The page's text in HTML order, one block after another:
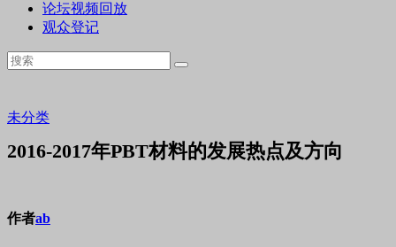
论坛视频回放
观众登记
未分类
2016-2017年PBT材料的发展热点及方向
作者ab